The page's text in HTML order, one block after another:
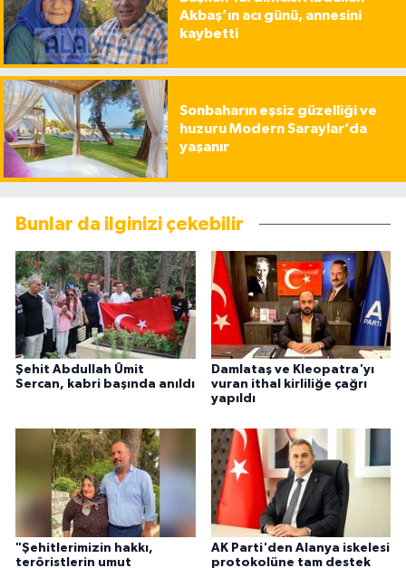
Akbaş’ın acı günü, annesini
kaybetti
Sonbaharın eşsiz güzelliği ve
huzuru Modern Saraylar’da
yaşanır
Bunlar da ilginizi çekebilir
Şehit Abdullah Ümit
Sercan, kabri başında anıldı
Damlataş ve Kleopatra'yı
vuran ithal kirliliğe çağrı
yapıldı
"Şehitlerimizin hakkı,
teröristlerin umut
AK Parti'den Alanya iskelesi
protokolüne tam destek